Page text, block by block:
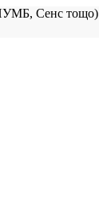
Сенс тощо)